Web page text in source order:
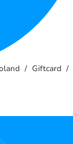
Giftcard